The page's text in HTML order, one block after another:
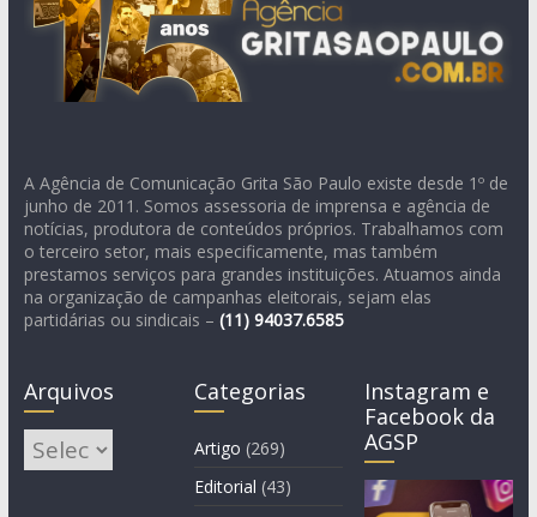
A Agência de Comunicação Grita São Paulo existe desde 1º de
junho de 2011. Somos assessoria de imprensa e agência de
notícias, produtora de conteúdos próprios. Trabalhamos com
o terceiro setor, mais especificamente, mas também
prestamos serviços para grandes instituições. Atuamos ainda
na organização de campanhas eleitorais, sejam elas
partidárias ou sindicais – (11) 94037.6585
Arquivos
Arquivos
Categorias
Artigo (269)
Editorial (43)
Instagram e
Facebook da
AGSP